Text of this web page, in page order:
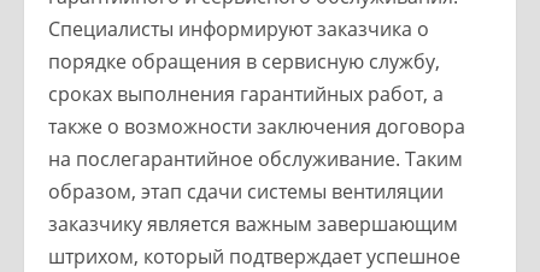
Специалисты информируют заказчика о
порядке обращения в сервисную службу,
сроках выполнения гарантийных работ, а
также о возможности заключения договора
на послегарантийное обслуживание. Таким
образом, этап сдачи системы вентиляции
заказчику является важным завершающим
штрихом, который подтверждает успешное